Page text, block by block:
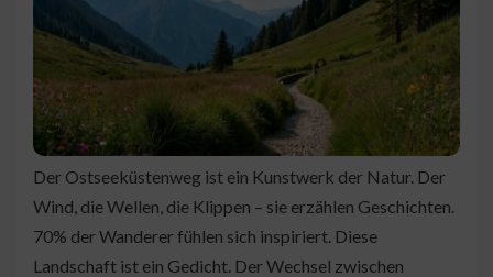
Der Ostseeküstenweg ist ein Kunstwerk der Natur. Der
Wind, die Wellen, die Klippen – sie erzählen Geschichten.
70% der Wanderer fühlen sich inspiriert. Diese
Landschaft ist ein Gedicht. Der Wechsel zwischen